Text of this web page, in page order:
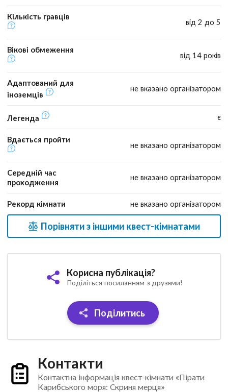
Кількість гравців
від 2 до 5
Вікові обмеження
від 14 років
Адаптований для
іноземців
не вказано організатором
Легенда є
Вдається пройти
не вказано організатором
Середній час
проходження
не вказано організатором
Рекорд кімнати не вказано організатором
Порівняти з іншими квест-кімнатами
Корисна публікація?
Поділіться посиланням з друзями!
Поділитись
Контакти
Контактна інформація квест-кімнати «Пірати
Карибського моря: Скриня мерця»